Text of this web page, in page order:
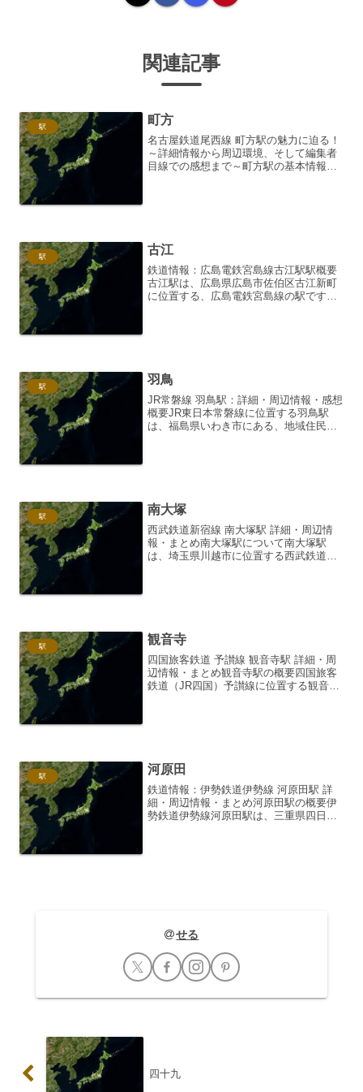
関連記事
駅 町方
名古屋鉄道尾西線 町方駅の魅力に迫る！
～詳細情報から周辺環境、そして編集者
目線での感想まで～町方駅の基本情報：
駅 古江
鉄道情報：広島電鉄宮島線古江駅駅概要
古江駅は、広島県広島市佐伯区古江新町
に位置する、広島電鉄宮島線の駅です。
駅 羽鳥
JR常磐線 羽鳥駅：詳細・周辺情報・感想
概要JR東日本常磐線に位置する羽鳥駅
は、福島県いわき市にある、地域住民の
駅 南大塚
西武鉄道新宿線 南大塚駅 詳細・周辺情
報・まとめ南大塚駅について南大塚駅
は、埼玉県川越市に位置する西武鉄道新
駅 観音寺
四国旅客鉄道 予讃線 観音寺駅 詳細・周
辺情報・まとめ観音寺駅の概要四国旅客
鉄道（JR四国）予讃線に位置する観音寺
駅 河原田
鉄道情報：伊勢鉄道伊勢線 河原田駅 詳
細・周辺情報・まとめ河原田駅の概要伊
勢鉄道伊勢線河原田駅は、三重県四日市
せる
四十九